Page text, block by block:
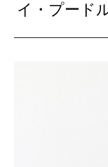
イ・プード